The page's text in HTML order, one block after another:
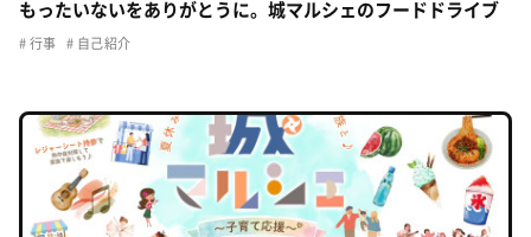
もったいないをありがとうに。城マルシェのフードドライブ
行事 自己紹介